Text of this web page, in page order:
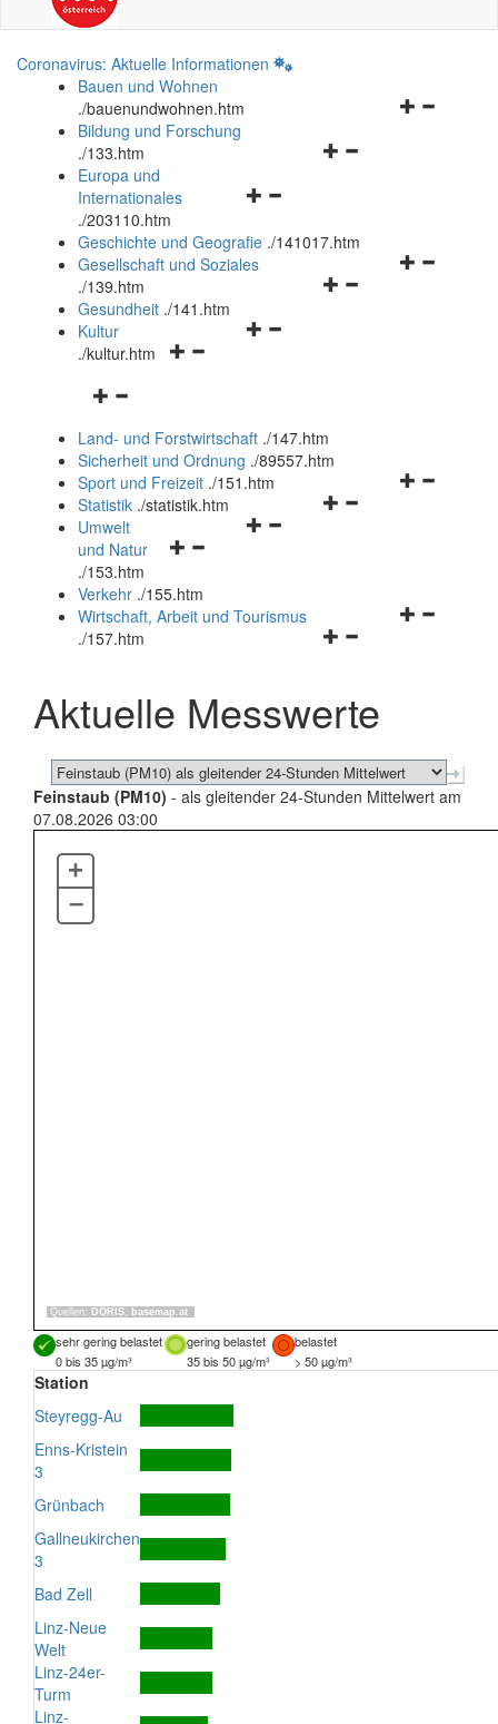
Coronavirus: Aktuelle Informationen
Bauen und Wohnen
./bauenundwohnen.htm
Navigationsmenü
Bildung und Forschung
./133.htm
Navigationsmenü
und
schließen
Europa und
Internationales
./203110.htm
Geschichte und Geografie ./141017.htm
Navigationsmenü
Gesellschaft und Soziales
./139.htm
Navigationsmenü
Gesundheit ./141.htm
Navigationsmenü
Kultur
./kultur.htm
Navigationsmenü
und
schließen
Land- und Forstwirtschaft ./147.htm
Sicherheit und Ordnung ./89557.htm
Navigationsmenü
Sport und Freizeit ./151.htm
Navigationsmenü
Statistik ./statistik.htm
Navigationsmenü
und
schließen
Umwelt
und Natur
./153.htm
Verkehr ./155.htm
Navigationsmenü
schließen
Wirtschaft, Arbeit und Tourismus
./157.htm
Aktuelle Messwerte
Feinstaub (PM10) - als gleitender 24-Stunden Mittelwert am
07.08.2026 03:00
Quellen: DORIS, basemap.at
+
–
sehr gering belastet gering belastet
belastet
0 bis 35 µg/m³
35 bis 50 µg/m³ > 50 µg/m³
Station
Steyregg-Au
Enns-Kristein
3
Grünbach
Gallneukirchen
3
Bad Zell
Linz-Neue
Welt
Linz-24er-
Turm
Linz-